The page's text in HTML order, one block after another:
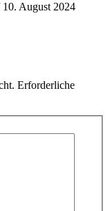
10. August 2024
Erforderliche